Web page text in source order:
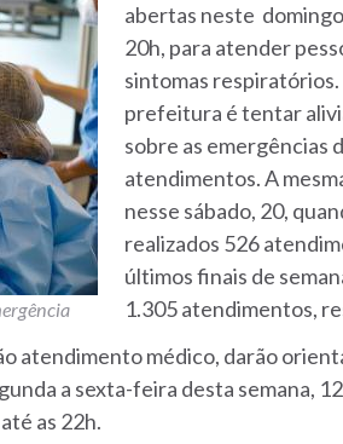
abertas neste
20h, para atender
sintomas
prefeitura é tentar
sobre as emergências
atendimentos. A
nesse sábado, 20,
realizados 526
últimos finais de
1.305 atendimentos,
atendimento médico, darão
a sexta-feira desta semana,
as 22h.